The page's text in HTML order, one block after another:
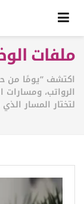
ملفات
اكتشف “يومًا من
الرواتب، ومسارات
لتختار المسار